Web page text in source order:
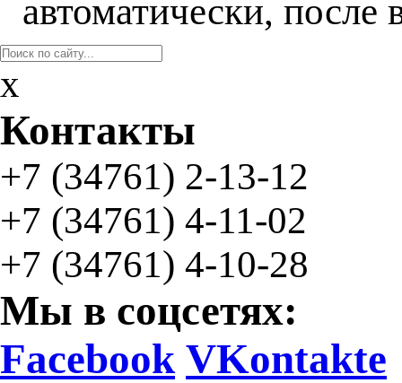
автоматически, после
x
Контакты
+7 (34761) 2-13-12
+7 (34761) 4-11-02
+7 (34761) 4-10-28
Мы в соцсетях:
Facebook VKontakte